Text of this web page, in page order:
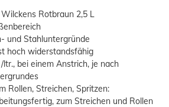
Rotbraun 2,5 L
und Stahluntergründe
hoch widerstandsfähig
ltr., bei einem Anstrich, je nach
Rollen, Streichen, Spritzen:
zum Streichen und Rollen